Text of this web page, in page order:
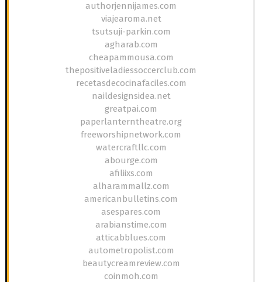
authorjennijames.com
viajearoma.net
tsutsuji-parkin.com
agharab.com
cheapammousa.com
thepositiveladiessoccerclub.com
recetasdecocinafaciles.com
naildesignsidea.net
greatpai.com
paperlanterntheatre.org
freeworshipnetwork.com
watercraftllc.com
abourge.com
afiliixs.com
alharammallz.com
americanbulletins.com
asespares.com
arabianstime.com
atticabblues.com
autometropolist.com
beautycreamreview.com
coinmoh.com